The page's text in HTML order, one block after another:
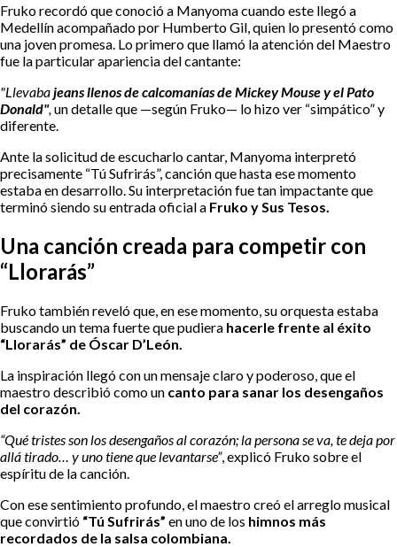
Fruko recordó que conoció a Manyoma cuando este llegó a
Medellín acompañado por Humberto Gil, quien lo presentó como
una joven promesa. Lo primero que llamó la atención del Maestro
fue la particular apariencia del cantante:
"Llevaba jeans llenos de calcomanías de Mickey Mouse y el Pato
Donald", un detalle que —según Fruko— lo hizo ver “simpático” y
diferente.
Ante la solicitud de escucharlo cantar, Manyoma interpretó
precisamente “Tú Sufrirás”, canción que hasta ese momento
estaba en desarrollo. Su interpretación fue tan impactante que
terminó siendo su entrada oficial a Fruko y Sus Tesos.
Una canción creada para competir con
“Llorarás”
Fruko también reveló que, en ese momento, su orquesta estaba
buscando un tema fuerte que pudiera hacerle frente al éxito
“Llorarás” de Óscar D’León.
La inspiración llegó con un mensaje claro y poderoso, que el
maestro describió como un canto para sanar los desengaños
del corazón.
“Qué tristes son los desengaños al corazón; la persona se va, te deja por
allá tirado… y uno tiene que levantarse”, explicó Fruko sobre el
espíritu de la canción.
Con ese sentimiento profundo, el maestro creó el arreglo musical
que convirtió “Tú Sufrirás” en uno de los himnos más
recordados de la salsa colombiana.